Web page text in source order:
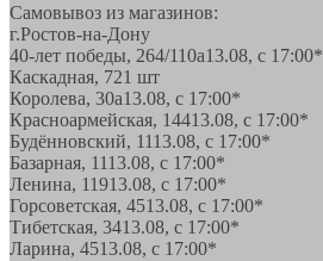
Самовывоз из магазинов:
г.Ростов-на-Дону
40-лет победы, 264/110а13.08, с 17:00*
Каскадная, 721 шт
Королева, 30а13.08, с 17:00*
Красноармейская, 14413.08, с 17:00*
Будённовский, 1113.08, с 17:00*
Базарная, 1113.08, с 17:00*
Ленина, 11913.08, с 17:00*
Горсоветская, 4513.08, с 17:00*
Тибетская, 3413.08, с 17:00*
Ларина, 4513.08, с 17:00*